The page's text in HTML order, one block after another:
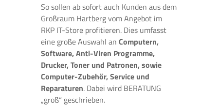
So sollen ab sofort auch Kunden aus dem
Großraum Hartberg vom Angebot im
RKP IT-Store profitieren. Dies umfasst
eine große Auswahl an Computern,
Software, Anti-Viren Programme,
Drucker, Toner und Patronen, sowie
Computer-Zubehör, Service und
Reparaturen. Dabei wird BERATUNG
„groß“ geschrieben.